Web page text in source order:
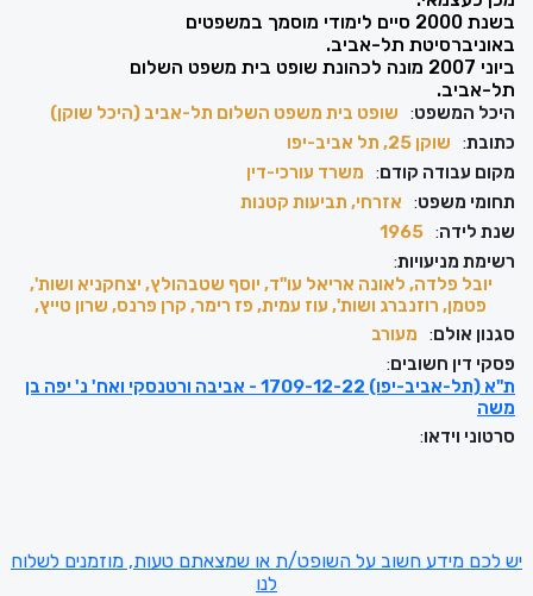
בשנת 2000 סיים לימודי מוסמך במשפטים
באוניברסיטת תל-אביב.
ביוני 2007 מונה לכהונת שופט בית משפט השלום
תל-אביב.
היכל המשפט:
שופט בית משפט השלום תל-אביב (היכל שוקן)
כתובת:
שוקן 25, תל אביב-יפו
מקום עבודה קודם:
משרד עורכי-דין
תחומי משפט:
אזרחי, תביעות קטנות
שנת לידה:
1965
רשימת מניעויות:
יובל פלדה, לאונה אריאל עו"ד, יוסף שטבהולץ, יצחקניא ושות',
פטמן, רוזנברג ושות', עוז עמית, פז רימר, קרן פרנס, שרון טייץ,
סגנון אולם:
מעורב
פסקי דין חשובים:
ת"א (תל-אביב-יפו) 1709-12-22 - אביבה ורטנסקי ואח' נ' יפה בן
משה
סרטוני וידאו:
יש לכם מידע חשוב על השופט/ת או שמצאתם טעות, מוזמנים לשלוח
לנו